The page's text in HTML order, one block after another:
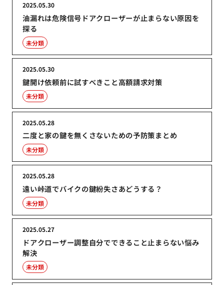
油漏れは危険信号ドアクローザーが止まらない原因を
探る
2025.05.30
未分類
鍵開け依頼前に試すべきこと高額請求対策
2025.05.30
未分類
二度と家の鍵を無くさないための予防策まとめ
2025.05.28
未分類
遠い峠道でバイクの鍵紛失さあどうする？
2025.05.28
未分類
ドアクローザー調整自分でできること止まらない悩み
解決
2025.05.27
未分類